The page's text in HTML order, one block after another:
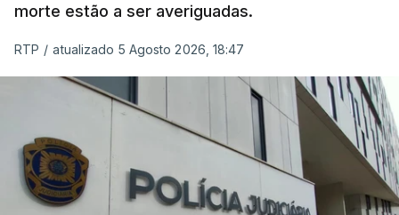
praticamente impossível termos a totalidade
Segundo os docentes, o processo de reapreciação
está a enfrentar vários constrangimentos. Há
casos em que faltam os modelos preenchidos
pelos alunos com a alegação justificativa para o
pedido de reapreciação, ou os documentos que os
morte estão a ser averiguadas.
RTP / atualizado 5 Agosto 2026, 18:47